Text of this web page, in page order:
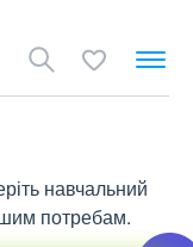
навчальний
потребам.